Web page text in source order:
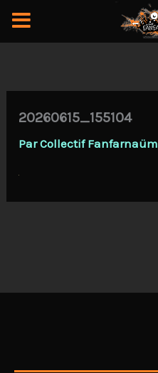
Aller
au
20260615_155104
ParCollectif Fanfarnaüm